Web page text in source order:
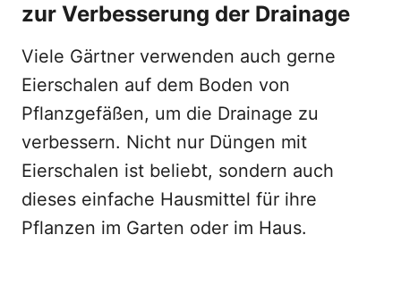
zur Verbesserung der Drainage
Viele Gärtner verwenden auch gerne
Eierschalen auf dem Boden von
Pflanzgefäßen, um die Drainage zu
verbessern. Nicht nur Düngen mit
Eierschalen ist beliebt, sondern auch
dieses einfache Hausmittel für ihre
Pflanzen im Garten oder im Haus.